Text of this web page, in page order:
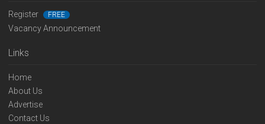
Register FREE
Vacancy Announcement
Links
Home
About Us
Advertise
Contact Us